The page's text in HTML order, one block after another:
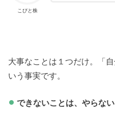
こびと株
大事なことは１つだけ。「
いう事実です。
できないことは、やらない